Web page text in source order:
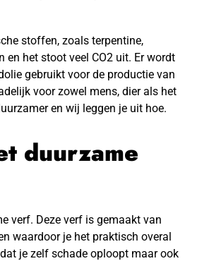
stoffen, zoals terpentine,
en het stoot veel CO2 uit. Er wordt
gebruikt voor de productie van
voor zowel mens, dier als het
en wij leggen je uit hoe.
duurzame
verf. Deze verf is gemaakt van
waardoor je het praktisch overal
je zelf schade oploopt maar ook